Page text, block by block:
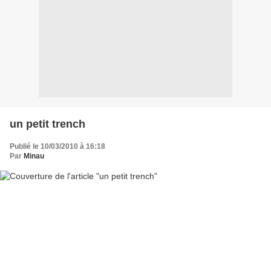
un petit trench
Publié le 10/03/2010 à 16:18
Par Minau